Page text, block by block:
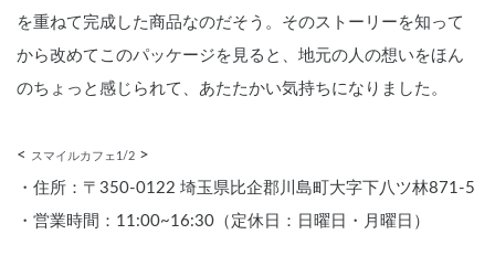
を重ねて完成した商品なのだそう。そのストーリーを知って
から改めてこのパッケージを見ると、地元の人の想いをほん
のちょっと感じられて、あたたかい気持ちになりました。
< スマイルカフェ1/2 >
・住所：〒350-0122 埼玉県比企郡川島町大字下八ツ林871-5
・営業時間：11:00~16:30（定休日：日曜日・月曜日）